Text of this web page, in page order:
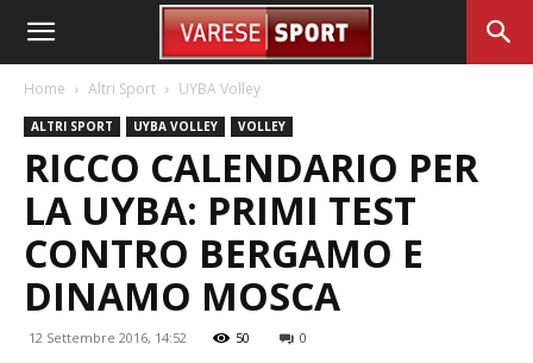
Home Altri Sport UYBA Volley
ALTRI SPORT UYBA VOLLEY VOLLEY
RICCO CALENDARIO PER
LA UYBA: PRIMI TEST
CONTRO BERGAMO E
DINAMO MOSCA
12 Settembre 2016, 14:52 50 0